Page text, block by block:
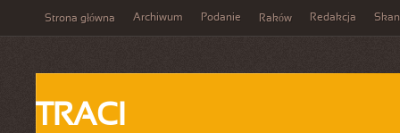
Strona główna Archiwum Podanie Raków Redakcja
TRACI